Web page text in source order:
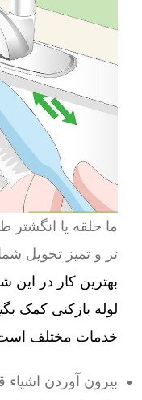
ما حلقه یا انگشتر
تر و تمیز تحویل
بهترین کار در
لوله بازکنی کمک
خدمات مختلف
بیرون آوردن اشیاء